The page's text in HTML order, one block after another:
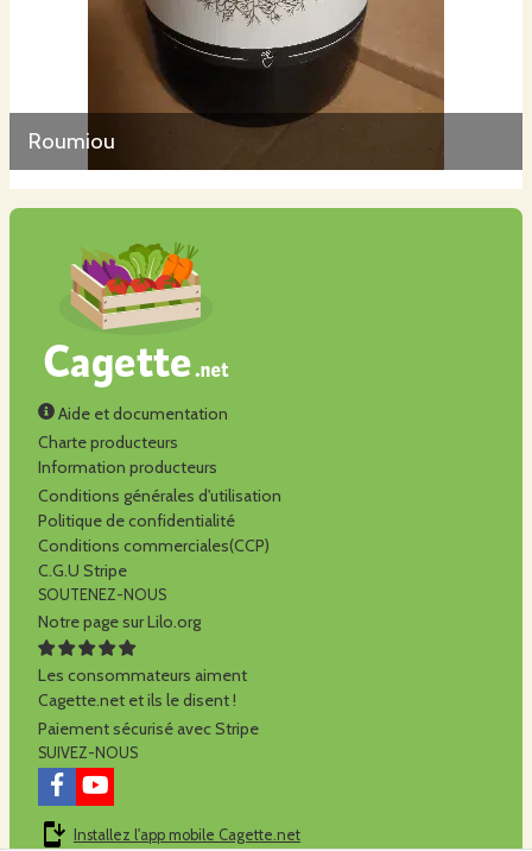
Roumiou
Aide et documentation
Charte producteurs
Information producteurs
Conditions générales d'utilisation
Politique de confidentialité
Conditions commerciales(CCP)
C.G.U Stripe
SOUTENEZ-NOUS
Notre page sur Lilo.org
Les consommateurs aiment
Cagette.net et ils le disent !
Paiement sécurisé avec Stripe
SUIVEZ-NOUS
Installez l'app mobile Cagette.net